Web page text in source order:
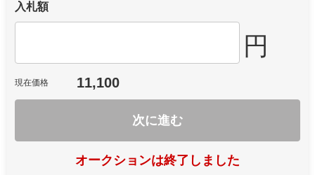
入札額
円
現在価格 11,100
次に進む
オークションは終了しました